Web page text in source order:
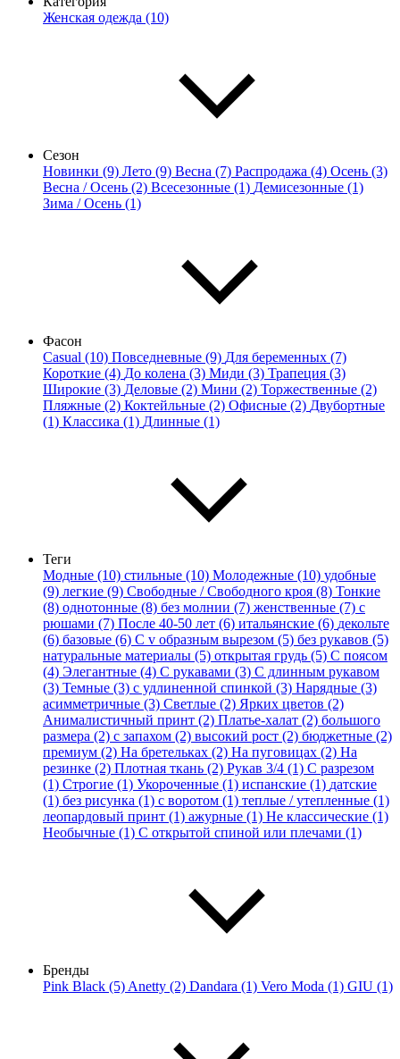
Женская одежда (10)
Сезон
Новинки (9) Лето (9) Весна (7) Распродажа (4) Осень (3)
Весна / Осень (2) Всесезонные (1) Демисезонные (1)
Зима / Осень (1)
Фасон
Casual (10) Повседневные (9) Для беременных (7)
Короткие (4) До колена (3) Миди (3) Трапеция (3)
Широкие (3) Деловые (2) Мини (2) Торжественные (2)
Пляжные (2) Коктейльные (2) Офисные (2) Двубортные
(1) Классика (1) Длинные (1)
Теги
Модные (10) стильные (10) Молодежные (10) удобные
(9) легкие (9) Свободные / Свободного кроя (8) Тонкие
(8) однотонные (8) без молнии (7) женственные (7) с
рюшами (7) После 40-50 лет (6) итальянские (6) декольте
(6) базовые (6) С v образным вырезом (5) без рукавов (5)
натуральные материалы (5) открытая грудь (5) С поясом
(4) Элегантные (4) С рукавами (3) С длинным рукавом
(3) Темные (3) с удлиненной спинкой (3) Нарядные (3)
асимметричные (3) Светлые (2) Ярких цветов (2)
Анималистичный принт (2) Платье-халат (2) большого
размера (2) с запахом (2) высокий рост (2) бюджетные (2)
премиум (2) На бретельках (2) На пуговицах (2) На
резинке (2) Плотная ткань (2) Рукав 3/4 (1) С разрезом
(1) Строгие (1) Укороченные (1) испанские (1) датские
(1) без рисунка (1) с воротом (1) теплые / утепленные (1)
леопардовый принт (1) ажурные (1) Не классические (1)
Необычные (1) С открытой спиной или плечами (1)
Бренды
Pink Black (5) Anetty (2) Dandara (1) Vero Moda (1) GIU (1)